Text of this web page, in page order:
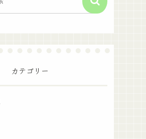
カテゴリー